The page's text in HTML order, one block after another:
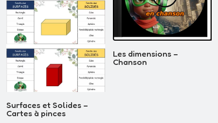
ancien
Surfaces et Solides –
Cartes à pinces
Les dimensions –
Chanson